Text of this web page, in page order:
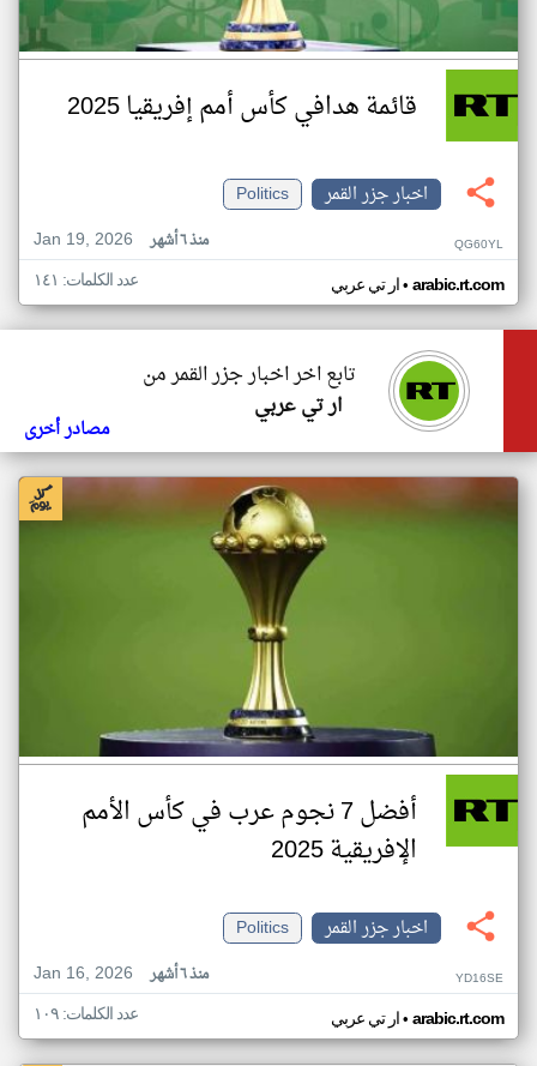
قائمة هدافي كأس أمم إفريقيا 2025
اخبار جزر القمر
Politics
Jan 19, 2026
منذ ٦ أشهر QG60YL
ار تي عربي• arabic.rt.com عدد الكلمات: ١٤١
تابع اخر اخبار جزر القمر من
ار تي عربي
مصادر أخرى
أفضل 7 نجوم عرب في كأس الأمم
الإفريقية 2025
اخبار جزر القمر
Politics
Jan 16, 2026
منذ ٦ أشهر YD16SE
ار تي عربي• arabic.rt.com عدد الكلمات: ١٠٩